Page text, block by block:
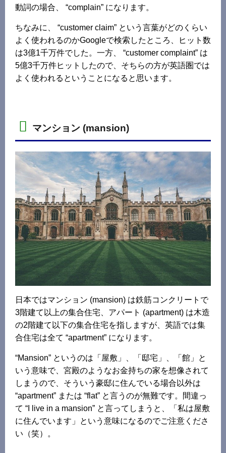
動詞の場合、 “complain” になります。
ちなみに、 “customer claim” という言葉がどのくらい
よく使われるのかGoogleで検索したところ、ヒット数
は3億1千万件でした。一方、 “customer complaint” は
5億3千万件ヒットしたので、そちらの方が英語圏では
よく使われるということになると思います。
マンション (mansion)
日本ではマンション (mansion) は鉄筋コンクリートで
3階建て以上の集合住宅、アパート (apartment) は木造
の2階建て以下の集合住宅を指しますが、英語では集
合住宅は全て “apartment” になります。
“Mansion” というのは「屋敷」、「邸宅」、「館」と
いう意味で、宮殿のようなお金持ちの家を想像されて
しまうので、そういう豪邸に住んでいる場合以外は
“apartment” または “flat” と言うのが無難です。間違っ
て “I live in a mansion” と言ってしまうと、「私は屋敷
に住んでいます」という意味になるのでご注意くださ
い（笑）。